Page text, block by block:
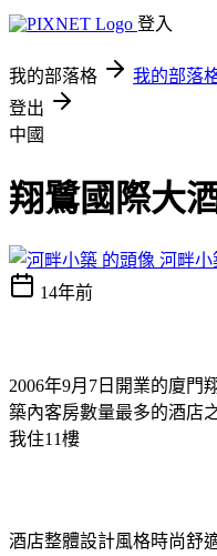
登入
我的部落格 我的部落
登出
中國
翔鷺國際大
河畔小
14年前
2006年9月 7 日 開業的廈門
築內客房數量最多的酒店
我住11樓
酒店整體設計風格時尚舒